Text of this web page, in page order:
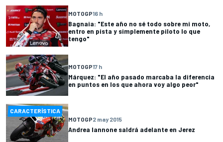
MOTOGP16 h
Bagnaia: "Este año no sé todo sobre mi moto,
entro en pista y simplemente piloto lo que
tengo"
MOTOGP17 h
Márquez: "El año pasado marcaba la diferencia
en puntos en los que ahora voy algo peor"
CARACTERÍSTICA
MOTOGP2 may 2015
Andrea Iannone saldrá adelante en Jerez